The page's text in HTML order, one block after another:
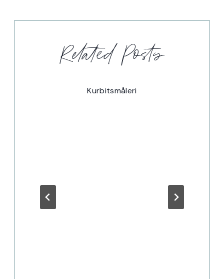
Related Posts
Kurbitsmåleri